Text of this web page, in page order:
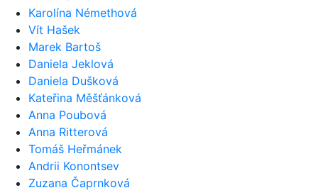
Karolína Némethová
Vít Hašek
Marek Bartoš
Daniela Jeklová
Daniela Dušková
Kateřina Měšťánková
Anna Poubová
Anna Ritterová
Tomáš Heřmánek
Andrii Konontsev
Zuzana Čaprnková